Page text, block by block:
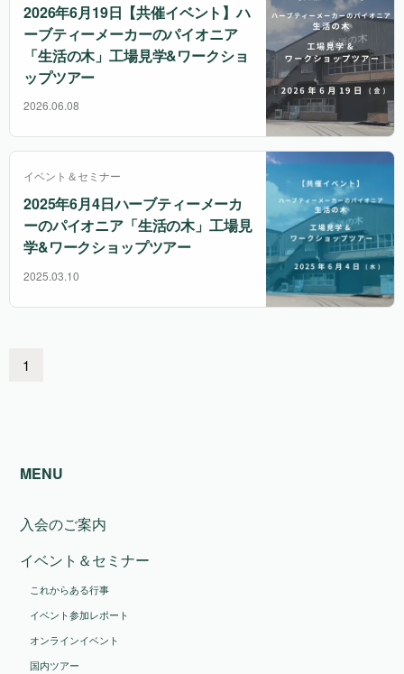
2026年6月19日【共催イベント】ハ
ーブティーメーカーのパイオニア
「生活の木」工場見学&ワークショ
ップツアー
2026.06.08
イベント＆セミナー
2025年6月4日ハーブティーメーカ
ーのパイオニア「生活の木」工場見
学&ワークショップツアー
2025.03.10
1
MENU
入会のご案内
イベント＆セミナー
これからある行事
イベント参加レポート
オンラインイベント
国内ツアー